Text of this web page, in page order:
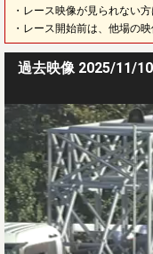
・レース映像が見られない方
・レース開始前は、他場の
過去映像 2025/11/